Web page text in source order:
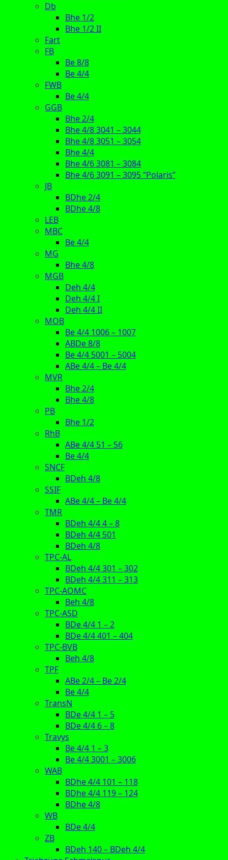
Db
Bhe 1/2
Bhe 1/2 II
Fart
FB
Be 8/8
Be 4/4
FWB
Be 4/4
GGB
Bhe 2/4
Bhe 4/8 3041 – 3044
Bhe 4/8 3051 – 3054
Bhe 4/4
Bhe 4/6 3081 – 3084
Bhe 4/6 3091 – 3095 “Polaris”
JB
BDhe 2/4
BDhe 4/8
LEB
MBC
Be 4/4
MG
Bhe 4/8
MGB
Deh 4/4
Deh 4/4 I
Deh 4/4 II
MOB
Be 4/4 1006 – 1007
ABDe 8/8
Be 4/4 5001 – 5004
ABe 4/4 – Be 4/4
MVR
Bhe 2/4
Bhe 4/8
PB
Bhe 1/2
RhB
ABe 4/4 51 – 56
Be 4/4
SNCF
BDeh 4/8
SSIF
ABe 4/4 – Be 4/4
TMR
BDeh 4/4 4 – 8
BDeh 4/4 501
BDeh 4/8
TPC-AL
BDeh 4/4 301 – 302
BDeh 4/4 311 – 313
TPC-AOMC
Beh 4/8
TPC-ASD
BDe 4/4 1 – 2
BDe 4/4 401 – 404
TPC-BVB
Beh 4/8
TPF
ABe 2/4 – Be 2/4
Be 4/4
TransN
BDe 4/4 1 – 5
BDe 4/4 6 – 8
Travys
Be 4/4 1 – 3
Be 4/4 3001 – 3006
WAB
BDhe 4/4 101 – 118
BDhe 4/4 119 – 124
BDhe 4/8
WB
BDe 4/4
ZB
BDeh 140 – BDeh 4/4